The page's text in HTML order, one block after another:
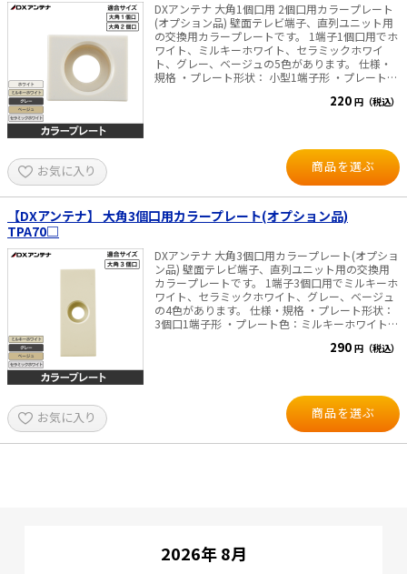
DXアンテナ 大角1個口用 2個口用カラープレート
(オプション品) 壁面テレビ端子、直列ユニット用
の交換用カラープレートです。 1端子1個口用でホ
ワイト、ミルキーホワイト、セラミックホワイ
ト、グレー、ベージュの5色があります。 仕様・
規格 ・プレート形状： 小型1端子形 ・プレート
イト、セラミックホワイト、グレー、ベージュ
ジュは「アドバンスシリーズ」の担当色です。
それぞれパナソニック（株）の名称、商標で
す。 ・適合機種： SU7□2シリーズ、WU77□シ
リーズ、CS77□シリーズ 【ＤＸアンテナ】 ・梱
包入数：10個袋入り
220 円（税込）
お気に入り 商品を選ぶ
【DXアンテナ】 大角3個口用カラープレート(オプション品)
TPA70□
DXアンテナ 大角3個口用カラープレート(オプショ
ン品) 壁面テレビ端子、直列ユニット用の交換用
カラープレートです。 1端子3個口用でミルキーホ
ワイト、セラミックホワイト、グレー、ベージュ
の4色があります。 仕様・規格 ・プレート形状：
3個口1端子形 ・プレート色：ミルキーホワイト、
キーホワイトは、パナソニック社の「フルカラ
・適合機種： WU7□シリーズ、CS7□シリーズ
【ＤＸアンテナ】 ・梱包入数：4個袋入り
290 円（税込）
お気に入り 商品を選ぶ
2026年 8月